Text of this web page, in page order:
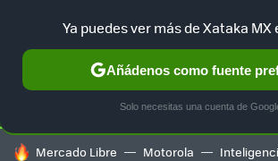
SELECCIÓN GAMING HOME AUTO
HOY SE HABLA DE
Mercado Libre Motorola
Ya puedes ver más de Xataka MX
Añádenos como fuente
Solo necesitas una cuenta de